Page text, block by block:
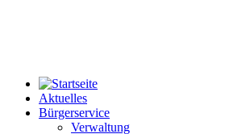
Aktuelles
Bürgerservice
Verwaltung